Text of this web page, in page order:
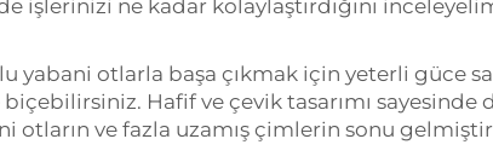
işlerinizi ne kadar kolaylaştırdığını
yabani otlarla başa çıkmak için yeterli güce
Hafif ve çevik tasarımı sayesinde
otların ve fazla uzamış çimlerin sonu gelmiştir